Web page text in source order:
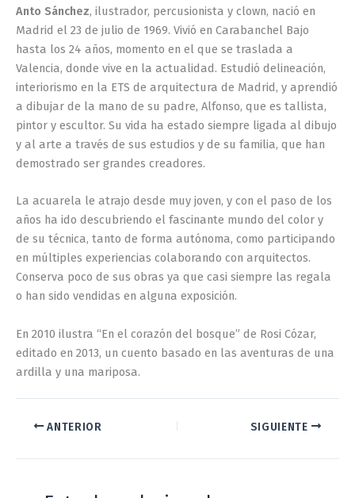
Anto Sánchez, ilustrador, percusionista y clown, nació en
Madrid el 23 de julio de 1969. Vivió en Carabanchel Bajo
hasta los 24 años, momento en el que se traslada a
Valencia, donde vive en la actualidad. Estudió delineación,
interiorismo en la ETS de arquitectura de Madrid, y aprendió
a dibujar de la mano de su padre, Alfonso, que es tallista,
pintor y escultor. Su vida ha estado siempre ligada al dibujo
y al arte a través de sus estudios y de su familia, que han
demostrado ser grandes creadores.
La acuarela le atrajo desde muy joven, y con el paso de los
años ha ido descubriendo el fascinante mundo del color y
de su técnica, tanto de forma autónoma, como participando
en múltiples experiencias colaborando con arquitectos.
Conserva poco de sus obras ya que casi siempre las regala
o han sido vendidas en alguna exposición.
En 2010 ilustra “En el corazón del bosque” de Rosi Cózar,
editado en 2013, un cuento basado en las aventuras de una
ardilla y una mariposa.
ANTERIOR SIGUIENTE